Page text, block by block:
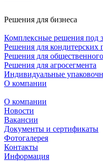
Решения для бизнеса
Комплексные решения под
Решения для кондитерских
Решения для
Решения для агросегмента
Индивидуальные
О компании
О компании
Новости
Вакансии
Документы и сертификаты
Фотогалерея
Контакты
Информация